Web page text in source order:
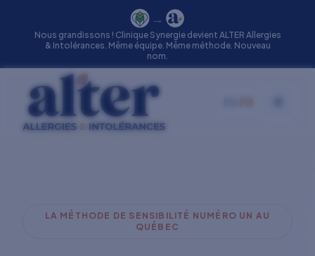
→
Nous grandissons ! Clinique Synergie devient ALTER Allergies
& Intolérances. Même équipe. Même méthode. Nouveau
nom.
LA MÉTHODE DE SENSIBILITÉ NUMÉRO UN AU
QUÉBEC